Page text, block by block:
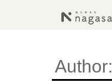
Author: